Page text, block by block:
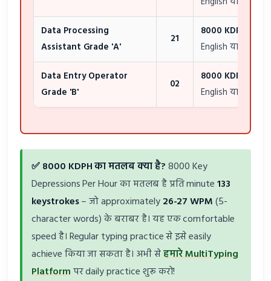
Data Processing
Assistant Grade 'A'
21
8000 KDPH
English या Hindi)
Data Entry Operator
Grade 'B'
02
8000 KDPH
English या Hindi)
✅ 8000 KDPH का मतलब क्या है?8000 Key
Depressions Per Hour का मतलब है प्रति minute133
keystrokes– जो approximately26-27 WPM(5-
character words) के बराबर है। यह एक comfortable
speed है। Regular typing practice से इसे easily
achieve किया जा सकता है। अभी सेहमारे MultiTyping
Platformपर daily practice शुरू करो!